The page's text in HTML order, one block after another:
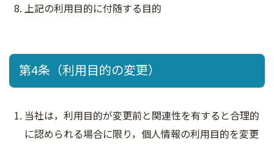
上記の利用目的に付随する目的
第4条（利用目的の変更）
当社は，利用目的が変更前と関連性を有すると合理的
に認められる場合に限り，個人情報の利用目的を変更